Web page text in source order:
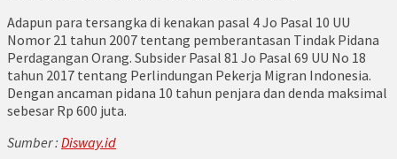
Adapun para tersangka di kenakan pasal 4 Jo Pasal 10 UU
Nomor 21 tahun 2007 tentang pemberantasan Tindak Pidana
Perdagangan Orang. Subsider Pasal 81 Jo Pasal 69 UU No 18
tahun 2017 tentang Perlindungan Pekerja Migran Indonesia.
Dengan ancaman pidana 10 tahun penjara dan denda maksimal
sebesar Rp 600 juta.
Sumber : Disway.id